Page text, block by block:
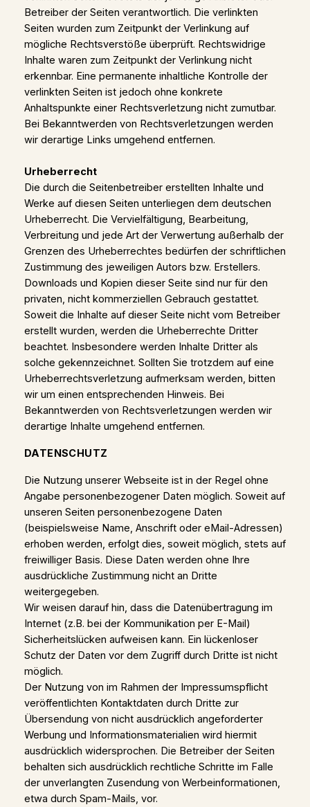
Betreiber der Seiten verantwortlich. Die verlinkten
Seiten wurden zum Zeitpunkt der Verlinkung auf
mögliche Rechtsverstöße überprüft. Rechtswidrige
Inhalte waren zum Zeitpunkt der Verlinkung nicht
erkennbar. Eine permanente inhaltliche Kontrolle der
verlinkten Seiten ist jedoch ohne konkrete
Anhaltspunkte einer Rechtsverletzung nicht zumutbar.
Bei Bekanntwerden von Rechtsverletzungen werden
wir derartige Links umgehend entfernen.
Urheberrecht
Die durch die Seitenbetreiber erstellten Inhalte und
Werke auf diesen Seiten unterliegen dem deutschen
Urheberrecht. Die Vervielfältigung, Bearbeitung,
Verbreitung und jede Art der Verwertung außerhalb der
Grenzen des Urheberrechtes bedürfen der schriftlichen
Zustimmung des jeweiligen Autors bzw. Erstellers.
Downloads und Kopien dieser Seite sind nur für den
privaten, nicht kommerziellen Gebrauch gestattet.
Soweit die Inhalte auf dieser Seite nicht vom Betreiber
erstellt wurden, werden die Urheberrechte Dritter
beachtet. Insbesondere werden Inhalte Dritter als
solche gekennzeichnet. Sollten Sie trotzdem auf eine
Urheberrechtsverletzung aufmerksam werden, bitten
wir um einen entsprechenden Hinweis. Bei
Bekanntwerden von Rechtsverletzungen werden wir
derartige Inhalte umgehend entfernen.
DATENSCHUTZ
Die Nutzung unserer Webseite ist in der Regel ohne
Angabe personenbezogener Daten möglich. Soweit auf
unseren Seiten personenbezogene Daten
(beispielsweise Name, Anschrift oder eMail-Adressen)
erhoben werden, erfolgt dies, soweit möglich, stets auf
freiwilliger Basis. Diese Daten werden ohne Ihre
ausdrückliche Zustimmung nicht an Dritte
weitergegeben.
Wir weisen darauf hin, dass die Datenübertragung im
Internet (z.B. bei der Kommunikation per E-Mail)
Sicherheitslücken aufweisen kann. Ein lückenloser
Schutz der Daten vor dem Zugriff durch Dritte ist nicht
möglich.
Der Nutzung von im Rahmen der Impressumspflicht
veröffentlichten Kontaktdaten durch Dritte zur
Übersendung von nicht ausdrücklich angeforderter
Werbung und Informationsmaterialien wird hiermit
ausdrücklich widersprochen. Die Betreiber der Seiten
behalten sich ausdrücklich rechtliche Schritte im Falle
der unverlangten Zusendung von Werbeinformationen,
etwa durch Spam-Mails, vor.